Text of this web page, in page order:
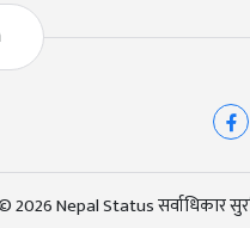
2026 Nepal Status सर्वाधिकार